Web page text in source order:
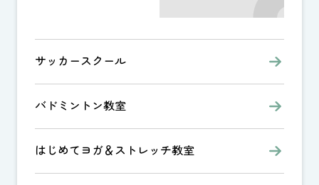
サッカースクール
バドミントン教室
はじめてヨガ＆ストレッチ教室